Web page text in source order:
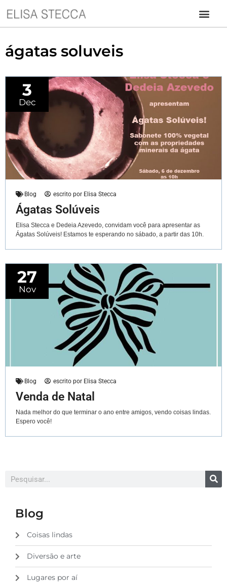
ágatas soluveis
Blog escrito por Elisa Stecca
Ágatas Solúveis
Elisa Stecca e Dedeia Azevedo, convidam você para apresentar as
Ágatas Solúveis! Estamos te esperando no sábado, a partir das 10h.
3
Dec
Blog escrito por Elisa Stecca
Venda de Natal
Nada melhor do que terminar o ano entre amigos, vendo coisas lindas.
Espero você!
27
Nov
Blog
Coisas lindas
Diversão e arte
Lugares por aí